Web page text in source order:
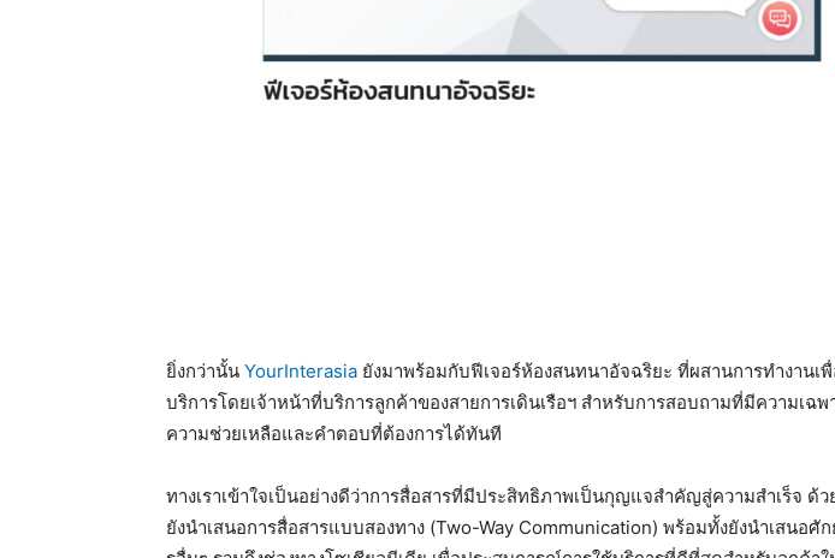
ยิ่งกว่านั้น YourInterasia ยังมาพร้อมกับฟีเจอร์ห้องสนทนาอัจฉริยะ ที่ผสานการทำงาน
บริการโดยเจ้าหน้าที่บริการลูกค้าของสายการเดินเรือฯ สำหรับการสอบถามที่มีความเฉ
ความช่วยเหลือและคำตอบที่ต้องการได้ทันที
ทางเราเข้าใจเป็นอย่างดีว่าการสื่อสารที่มีประสิทธิภาพเป็นกุญแจสำคัญสู่ความสำเร็จ ด้ว
ยังนำเสนอการสื่อสารแบบสองทาง (Two-Way Communication) พร้อมทั้งยังนำเสน